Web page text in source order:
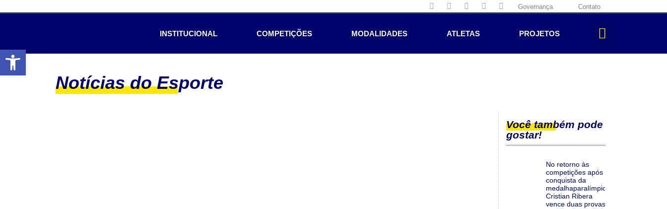
Governança Contato
INSTITUCIONAL COMPETIÇÕES MODALIDADES ATLETAS PROJETOS
Notícias do Esporte
Você também pode
gostar!
No retorno às
competições após a
conquista da
medalhaparalímpica,
Cristian Ribera
vence duas provas
Abrir a barra de ferramentas